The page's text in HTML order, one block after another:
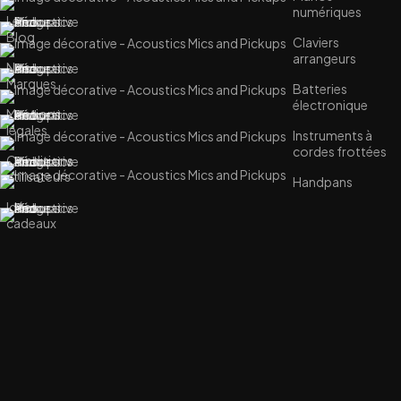
Le
Blog
Nos
Marques
Mentions
légales
Conditions
utilisateurs
Idées
cadeaux
numériques
Claviers
arrangeurs
Batteries
électronique
Instruments à
cordes frottées
Handpans